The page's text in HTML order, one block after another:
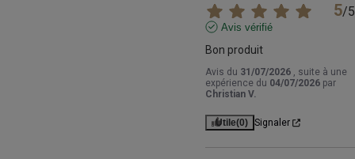
5/5
Avis vérifié
Bon produit
Avis du 31/07/2026 , suite à une
expérience du 04/07/2026 par
Christian V.
Utile(0) Signaler